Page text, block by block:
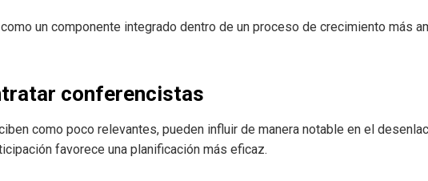
un componente integrado dentro de un proceso de crecimiento más
conferencistas
como poco relevantes, pueden influir de manera notable en el
favorece una planificación más eficaz.